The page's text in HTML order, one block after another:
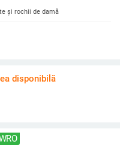
și rochii de damă
disponibilă